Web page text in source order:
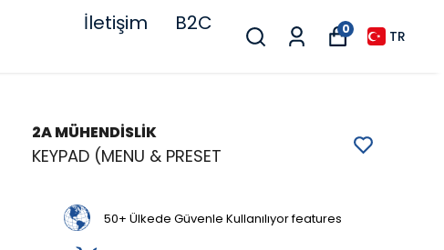
İletişim B2C 0 TR
2A MÜHENDİSLİK
KEYPAD (MENU & PRESET
50+ Ülkede Güvenle Kullanılıyor features